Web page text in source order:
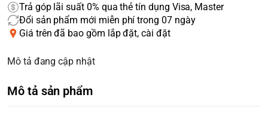
Trả góp lãi suất 0% qua thẻ tín dụng Visa, Master
Đổi sản phẩm mới miễn phí trong 07 ngày
Giá trên đã bao gồm lắp đặt, cài đặt
Mô tả đang cập nhật
Mô tả sản phẩm